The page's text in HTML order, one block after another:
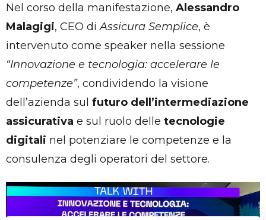
Nel corso della manifestazione, Alessandro
Malagigi, CEO diAssicura Semplice, è
intervenuto come speaker nella sessione
“Innovazione e tecnologia: accelerare le
competenze”, condividendo la visione
dell’azienda sul futuro dell’intermediazione
assicurativa e sul ruolo delle tecnologie
digitali nel potenziare le competenze e la
consulenza degli operatori del settore.